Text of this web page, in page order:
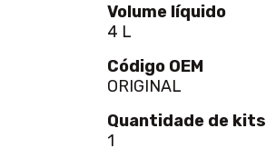
Volume líquido
4 L
Código OEM
ORIGINAL
Quantidade de kits
1